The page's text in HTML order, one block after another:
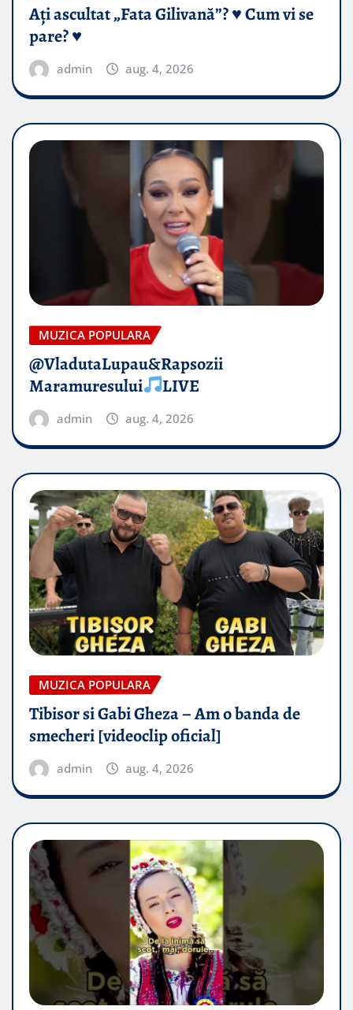
Ați ascultat „Fata Gilivană”? ♥️ Cum vi se
pare? ♥️
admin aug. 4, 2026
MUZICA POPULARA
@VladutaLupau&Rapsozii
Maramuresului
LIVE
admin aug. 4, 2026
MUZICA POPULARA
Tibisor si Gabi Gheza – Am o banda de
smecheri [videoclip oficial]
admin aug. 4, 2026